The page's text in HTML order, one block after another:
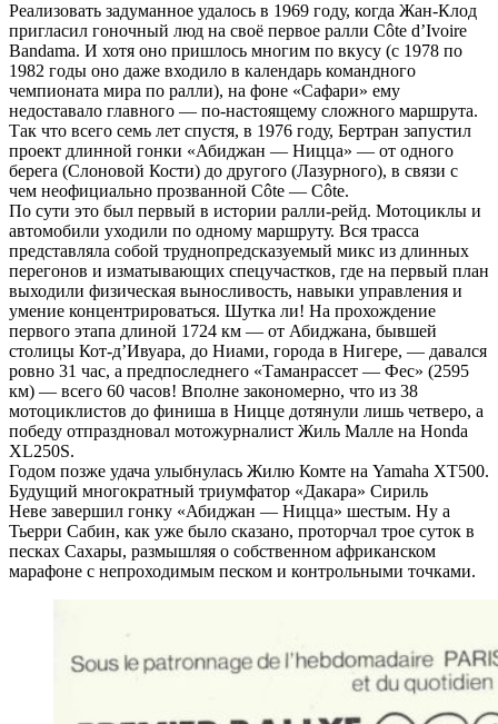
Реализовать задуманное удалось в 1969 году, когда Жан-Клод
пригласил гоночный люд на своё первое ралли Côte d’Ivoire
Bandama. И хотя оно пришлось многим по вкусу (с 1978 по
1982 годы оно даже входило в календарь командного
чемпионата мира по ралли), на фоне «Сафари» ему
недоставало главного — по-настоящему сложного маршрута.
Так что всего семь лет спустя, в 1976 году, Бертран запустил
проект длинной гонки «Абиджан — Ницца» — от одного
берега (Слоновой Кости) до другого (Лазурного), в связи с
чем неофициально прозванной Côte — Côte.
По сути это был первый в истории ралли-рейд. Мотоциклы и
автомобили уходили по одному маршруту. Вся трасса
представляла собой труднопредсказуемый микс из длинных
перегонов и изматывающих спецучастков, где на первый план
выходили физическая выносливость, навыки управления и
умение концентрироваться. Шутка ли! На прохождение
первого этапа длиной 1724 км — от Абиджана, бывшей
столицы Кот-д’Ивуара, до Ниами, города в Нигере, — давался
ровно 31 час, а предпоследнего «Таманрассет — Фес» (2595
км) — всего 60 часов! Вполне закономерно, что из 38
мотоциклистов до финиша в Ницце дотянули лишь четверо, а
победу отпраздновал мотожурналист Жиль Малле на Honda
XL250S.
Годом позже удача улыбнулась Жилю Комте на Yamaha XT500.
Будущий многократный триумфатор «Дакара» Сириль
Неве завершил гонку «Абиджан — Ницца» шестым. Ну а
Тьерри Сабин, как уже было сказано, проторчал трое суток в
песках Сахары, размышляя о собственном африканском
марафоне с непроходимым песком и контрольными точками.